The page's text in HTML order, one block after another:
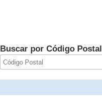
Buscar por Código Postal